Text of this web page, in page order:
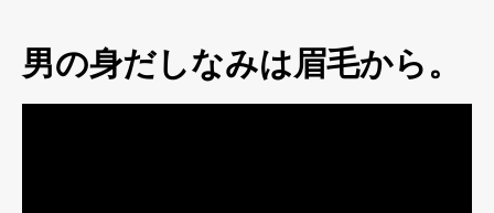
男の身だしなみは眉毛から。